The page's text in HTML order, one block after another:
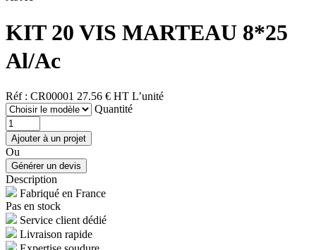
KIT 20 VIS MARTEAU 8*25
Al/Ac
Réf : CR00001 27.56 € HT L’unité
Quantité
Ou
Description
Fabriqué en France
Pas en stock
Service client dédié
Livraison rapide